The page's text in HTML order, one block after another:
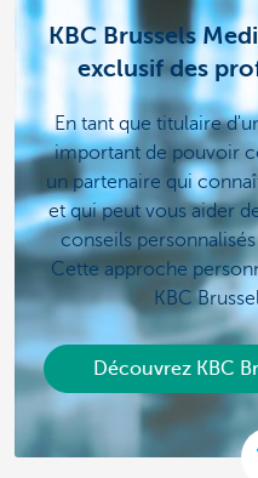
KBC Brussels
exclusif des
En tant que titulaire
important de pouvoir
un partenaire qui
et qui peut vous aider
conseils
Cette approche
KBC
Découvrez KBC